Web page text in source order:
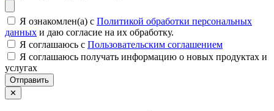
Я ознакомлен(а) с Политикой обработки персональных
данных и даю согласие на их обработку.
Я соглашаюсь c Пользовательским соглашением
Я соглашаюсь получать информацию о новых продуктах и
услугах
Отправить
✕